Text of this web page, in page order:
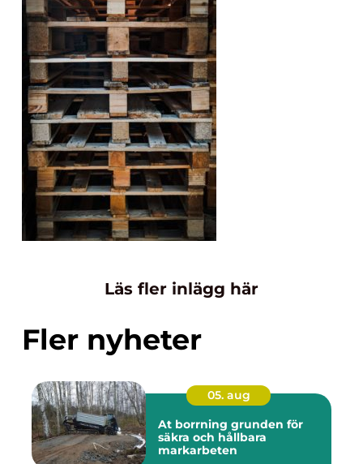
Läs fler inlägg här
Fler nyheter
05. aug
At borrning grunden för
säkra och hållbara
markarbeten